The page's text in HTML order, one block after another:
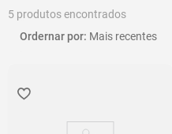
5
Mais recentes